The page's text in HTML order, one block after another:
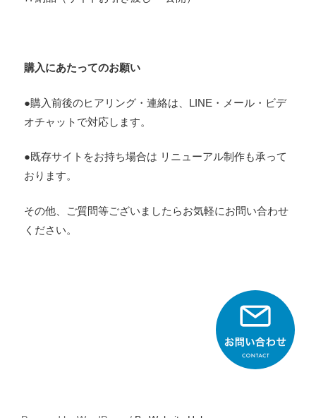
購入にあたってのお願い
●購入前後のヒアリング・連絡は、LINE・メール・ビデ
オチャットで対応します。
●既存サイトをお持ち場合は リニューアル制作も承って
おります。
その他、ご質問等ございましたらお気軽にお問い合わせ
ください。